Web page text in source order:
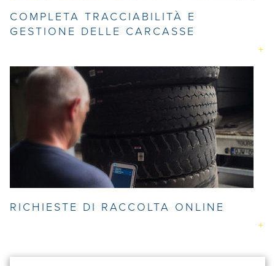
COMPLETA TRACCIABILITÀ E
GESTIONE DELLE CARCASSE
RICHIESTE DI RACCOLTA ONLINE